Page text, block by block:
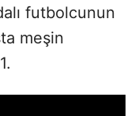
futbolcunun
meşin